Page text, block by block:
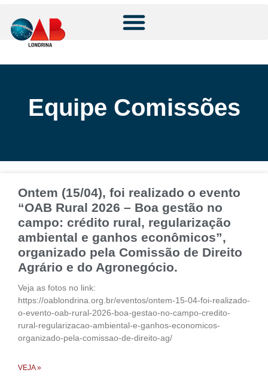
Equipe Comissões
Ontem (15/04), foi realizado o evento
“OAB Rural 2026 – Boa gestão no
campo: crédito rural, regularização
ambiental e ganhos econômicos”,
organizado pela Comissão de Direito
Agrário e do Agronegócio.
Veja as fotos no link:
https://oablondrina.org.br/eventos/ontem-15-04-foi-realizado-
o-evento-oab-rural-2026-boa-gestao-no-campo-credito-
rural-regularizacao-ambiental-e-ganhos-economicos-
organizado-pela-comissao-de-direito-ag/
VEJA »